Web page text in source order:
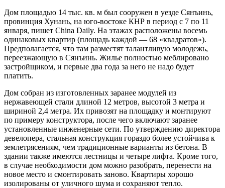
Дом площадью 14 тыс. кв. м был сооружен в уезде Сянъинь,
провинция Хунань, на юго-востоке КНР в период с 7 по 11
января, пишет China Daily. На этажах расположены восемь
одинаковых квартир (площадь каждой — 68 «квадратов»).
Предполагается, что там разместят талантливую молодежь,
переезжающую в Сянъинь. Жилье полностью меблировано
застройщиком, и первые два года за него не надо будет
платить.
Дом собран из изготовленных заранее модулей из
нержавеющей стали длиной 12 метров, высотой 3 метра и
шириной 2,4 метра. Их привозят на площадку и монтируют
по примеру конструктора, после чего включают заранее
установленные инженерные сети. По утверждению директора
девелопера, стальная конструкция гораздо более устойчива к
землетрясениям, чем традиционные варианты из бетона. В
здании также имеются лестницы и четыре лифта. Кроме того,
в случае необходимости дом можно разобрать, перенести на
новое место и смонтировать заново. Квартиры хорошо
изолированы от уличного шума и сохраняют тепло.